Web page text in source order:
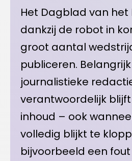
Het Dagblad van het
dankzij de robot in
groot aantal
publiceren.
journalistieke
verantwoordelijk
inhoud – ook
volledig blijkt te
bijvoorbeeld een